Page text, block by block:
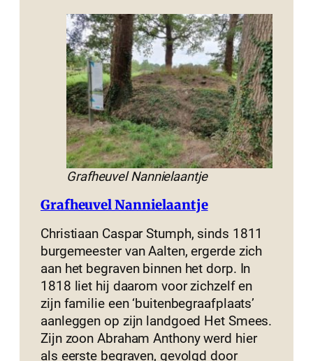
Grafheuvel Nannielaantje
Grafheuvel Nannielaantje
Christiaan Caspar Stumph, sinds 1811
burgemeester van Aalten, ergerde zich
aan het begraven binnen het dorp. In
1818 liet hij daarom voor zichzelf en
zijn familie een ‘buitenbegraafplaats’
aanleggen op zijn landgoed Het Smees.
Zijn zoon Abraham Anthony werd hier
als eerste begraven, gevolgd door